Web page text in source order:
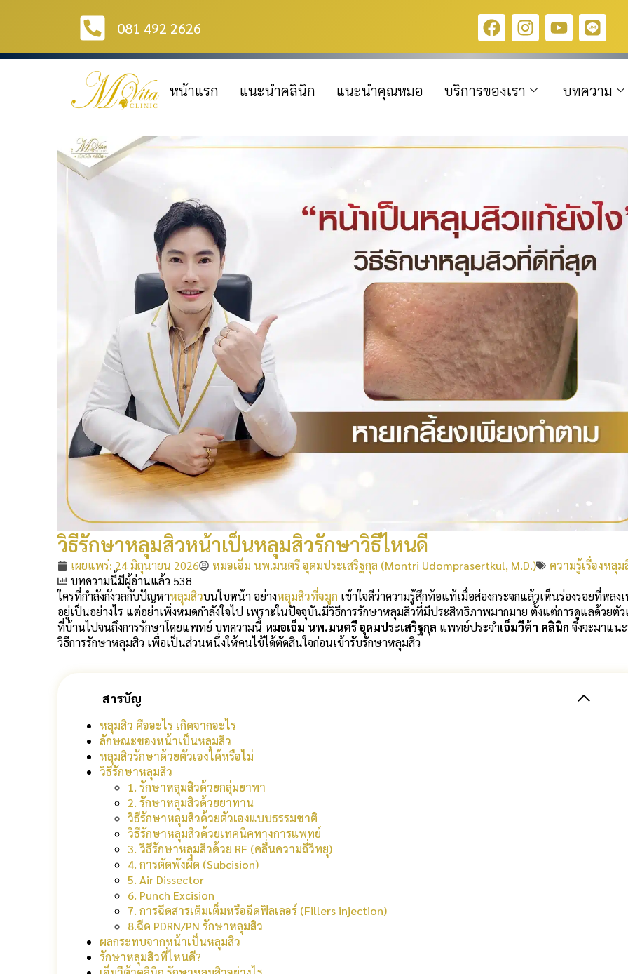
081 492 2626
หน้าแรก แนะนำคลินิก แนะนำคุณหมอ บริการของเรา บทความ
วิธีรักษาหลุมสิวหน้าเป็นหลุมสิวรักษาวิธีไหนดี
เผยแพร่: 24 มิถุนายน 2026 หมอเอ็ม นพ.มนตรี อุดมประเสริฐกุล (Montri Udomprasertkul, M.D.)
ความรู้เรื่องหลุม
บทความนี้มีผู้อ่านแล้ว 538
ใครที่กำลังกังวลกับปัญหาหลุมสิวบนใบหน้า อย่างหลุมสิวที่จมูก เข้าใจดีว่าความรู้สึกท้อแท้เมื่อส่องกระจกแล้วเห็นร่องรอยที่หลง
อยู่เป็นอย่างไร แต่อย่าเพิ่งหมดกำลังใจไป เพราะในปัจจุบันมีวิธีการรักษาหลุมสิวที่มีประสิทธิภาพมากมาย ตั้งแต่การดูแลด้วยตัว
ที่บ้านไปจนถึงการรักษาโดยแพทย์ บทความนี้ หมอเอ็ม นพ.มนตรี อุดมประเสริฐกุล แพทย์ประจำเอ็มวีต้า คลินิก จึงจะมาแน
วิธีการรักษาหลุมสิว เพื่อเป็นส่วนหนึ่งให้คนไข้ได้ตัดสินใจก่อนเข้ารับรักษาหลุมสิว
สารบัญ
หลุมสิว คืออะไร เกิดจากอะไร
ลักษณะของหน้าเป็นหลุมสิว
หลุมสิวรักษาด้วยตัวเองได้หรือไม่
วิธีรักษาหลุมสิว
1. รักษาหลุมสิวด้วยกลุ่มยาทา
2. รักษาหลุมสิวด้วยยาทาน
วิธีรักษาหลุมสิวด้วยตัวเองแบบธรรมชาติ
วิธีรักษาหลุมสิวด้วยเทคนิคทางการแพทย์
3. วิธีรักษาหลุมสิวด้วย RF (คลื่นความถี่วิทยุ)
4. การตัดพังผืด (Subcision)
5. Air Dissector
6. Punch Excision
7. การฉีดสารเติมเต็มหรือฉีดฟิลเลอร์ (Fillers injection)
8.ฉีด PDRN/PN รักษาหลุมสิว
ผลกระทบจากหน้าเป็นหลุมสิว
รักษาหลุมสิวที่ไหนดี?